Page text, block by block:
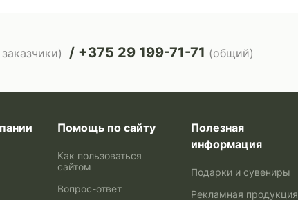
+375 29 199-71-71 (общий)
Помощь по сайту
Как пользоваться
сайтом
Вопрос-ответ
Полезная
информация
Подарки и сувениры
Рекламная продукция